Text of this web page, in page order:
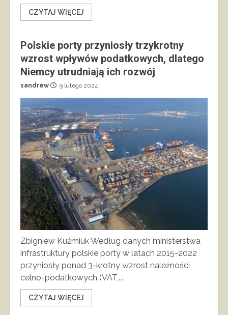
CZYTAJ WIĘCEJ
Polskie porty przyniosły trzykrotny
wzrost wpływów podatkowych, dlatego
Niemcy utrudniają ich rozwój
sandrew 9 lutego 2024
Zbigniew Kuźmiuk Według danych ministerstwa
infrastruktury polskie porty w latach 2015-2022
przyniosły ponad 3-krotny wzrost należności
celno-podatkowych (VAT,...
CZYTAJ WIĘCEJ